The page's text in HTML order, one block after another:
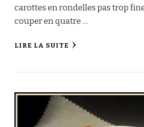
carottes en rondelles pas trop
couper en quatre …
LIRE LA SUITE